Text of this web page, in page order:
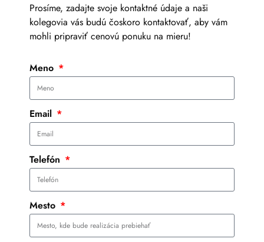
Prosíme, zadajte svoje kontaktné údaje a naši
kolegovia vás budú čoskoro kontaktovať, aby vám
mohli pripraviť cenovú ponuku na mieru!
Meno
Email
Telefón
Mesto